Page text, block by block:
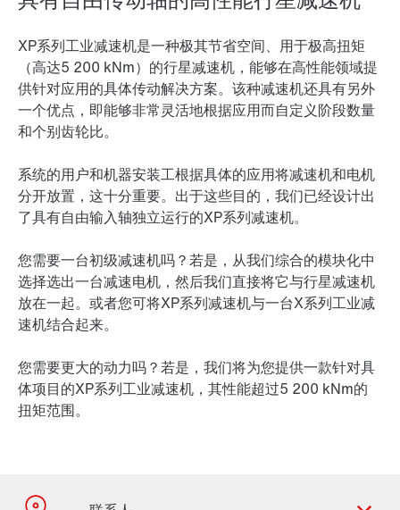
XP系列工业减速机是一种极其节省空间、用于极高扭矩
（高达5 200 kNm）的行星减速机，能够在高性能领域提
供针对应用的具体传动解决方案。该种减速机还具有另外
一个优点，即能够非常灵活地根据应用而自定义阶段数量
和个别齿轮比。
系统的用户和机器安装工根据具体的应用将减速机和电机
分开放置，这十分重要。出于这些目的，我们已经设计出
了具有自由输入轴独立运行的XP系列减速机。
您需要一台初级减速机吗？若是，从我们综合的模块化中
选择选出一台减速电机，然后我们直接将它与行星减速机
放在一起。或者您可将XP系列减速机与一台X系列工业减
速机结合起来。
您需要更大的动力吗？若是，我们将为您提供一款针对具
体项目的XP系列工业减速机，其性能超过5 200 kNm的
扭矩范围。